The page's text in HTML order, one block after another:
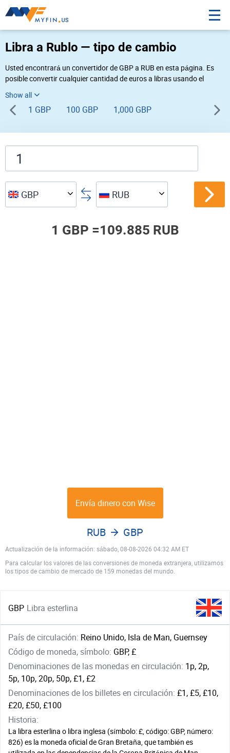
Libra a Rublo — tipo de cambio
Usted encontrará un convertidor de GBP a RUB en esta página. Es
posible convertir cualquier cantidad de euros a libras usando el
usted necesita una conversión inversa, vaya al convertidor de pares
deRUB GBP.
1 GBP 100 GBP 1,000 GBP
GBP RUB
1 GBP =109.885 RUB
Envía dinero con Wise
Actualización de la información: sábado, 08-08-2026 04:32 AM ET
RUB GBP
Para calcular los valores de las conversiones de moneda extranjera, utilizamos
los tipos de cambio de mercado de 159 monedas del mundo.
GBP Libra esterlina
País de circulación: Reino Unido, Isla de Man, Guernsey
Código de moneda, símbolo: GBP, £
Denominaciones de las monedas en circulación: 1p, 2p,
5p, 10p, 20p, 50p, £1, £2
Denominaciones de los billetes en circulación: £1, £5, £10,
£20, £50, £100
Historia:
La libra esterlina o libra inglesa (símbolo: £, código: GBP, número:
826) es la moneda oficial de Gran Bretaña, que también es